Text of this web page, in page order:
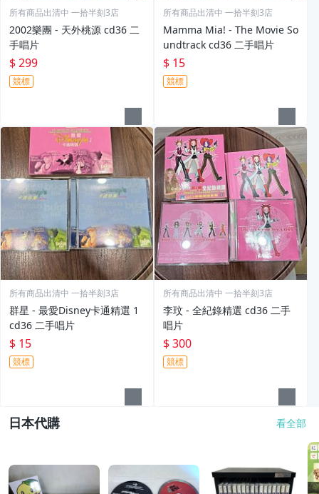
所有商品出清中 一拾半刻3店
2002樂團 - 天外桃源 cd36 二
手唱片
$ 299
競標
所有商品出清中 一拾半刻3店
Mamma Mia! - The Movie So
undtrack cd36 二手唱片
$ 15
競標
所有商品出清中 一拾半刻3店
群星 - 最愛Disney卡通精選 1
cd36 二手唱片
$ 15
競標
所有商品出清中 一拾半刻3店
李玟 - 全紀錄精選 cd36 二手
唱片
$ 300
競標
日本代購 看全部